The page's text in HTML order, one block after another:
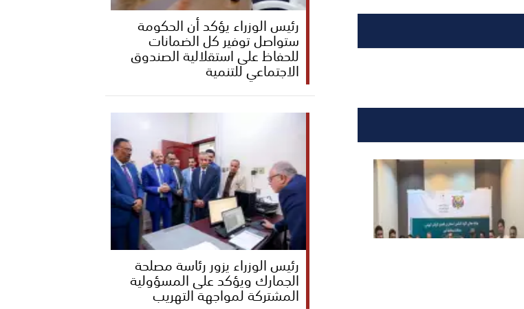
رئيس الوزراء يؤكد أن الحكومة
ستواصل توفير كل الضمانات
للحفاظ على استقلالية الصندوق
الاجتماعي للتنمية
رئيس الوزراء يزور رئاسة مصلحة
الجمارك ويؤكد على المسؤولية
المشتركة لمواجهة التهريب